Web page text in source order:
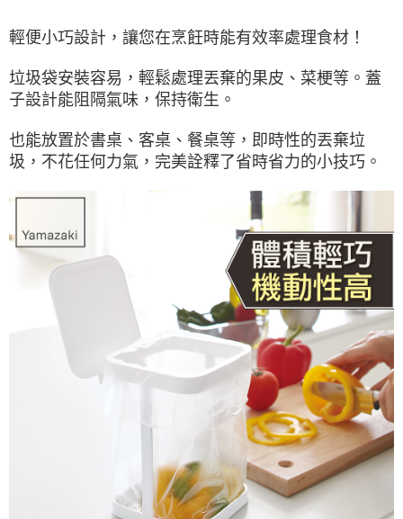
輕便小巧設計，讓您在烹飪時能有效率處理食材！
垃圾袋安裝容易，輕鬆處理丟棄的果皮、菜梗等。蓋
子設計能阻隔氣味，保持衛生。
也能放置於書桌、客桌、餐桌等，即時性的丟棄垃
圾，不花任何力氣，完美詮釋了省時省力的小技巧。